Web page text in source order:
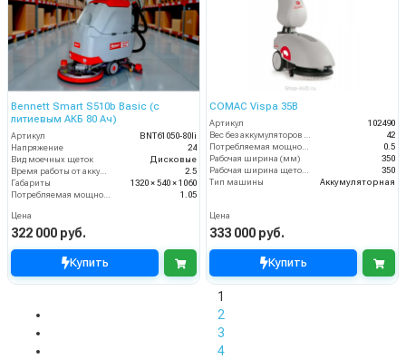
Bennett Smart S510b Basic (с
литиевым АКБ 80 Ач)
Артикул
BNT61050-80li
Напряжение
24
Вид моечных щеток
Дисковые
Время работы от аккумуляторов (ч)
2.5
Габариты
1320 × 540 × 1060
Потребляемая мощность (кВт)
1.05
Цена
322 000 руб.
Купить
COMAC Vispa 35B
Артикул
102490
Вес без аккумуляторов (кг)
42
Потребляемая мощность (кВт)
0.5
Рабочая ширина (мм)
350
Рабочая ширина щеток (мм)
350
Тип машины
Аккумуляторная
Цена
333 000 руб.
Купить
1
2
3
4